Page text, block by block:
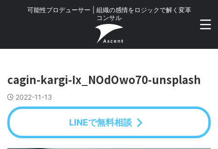
可能性プロデューサー | 組織の感情をロジックで解く変革
コンサル
cagin-kargi-Ix_NOdOwo70-unsplash
2022-11-13
LINEで無料相談